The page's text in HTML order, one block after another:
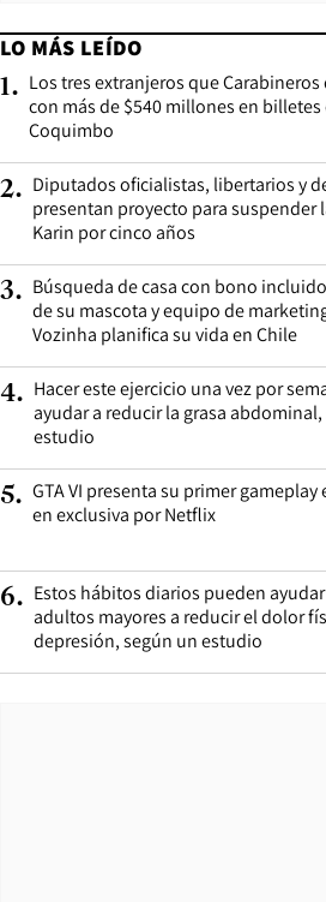
LO MÁS LEÍDO
1. Los tres extranjeros que
con más de $540 millones en billetes
Coquimbo
2. Diputados oficialistas, libertarios y
presentan proyecto para suspender
Karin por cinco años
3. Búsqueda de casa con bono
de su mascota y equipo de
Vozinha planifica su vida en Chile
4. Hacer este ejercicio una vez por
ayudar a reducir la grasa
estudio
5. GTA VI presenta su primer
en exclusiva por Netflix
6. Estos hábitos diarios pueden
adultos mayores a reducir el dolor
depresión, según un estudio